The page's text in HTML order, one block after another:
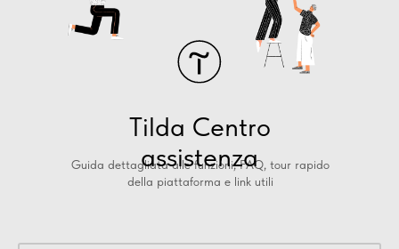
Tilda Centro
assistenza
Guida dettagliata alle funzioni, FAQ, tour rapido
della piattaforma e link utili